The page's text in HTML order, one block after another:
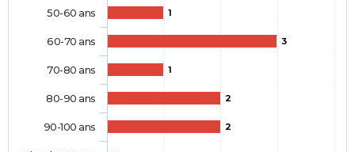
1
3
1
2
2
50-60 ans
60-70 ans
70-80 ans
80-90 ans
90-100 ans